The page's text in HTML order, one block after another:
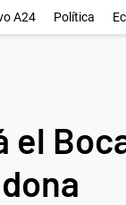
A24 Política
el